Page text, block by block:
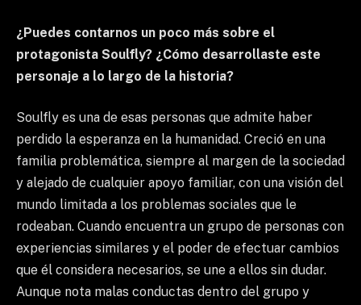
¿Puedes contarnos un poco más sobre el
protagonista Soulfly? ¿Cómo desarrollaste este
personaje a lo largo de la historia?
Soulfly es una de esas personas que admite haber
perdido la esperanza en la humanidad. Creció en una
familia problemática, siempre al margen de la sociedad
y alejado de cualquier apoyo familiar, con una visión del
mundo limitada a los problemas sociales que le
rodeaban. Cuando encuentra un grupo de personas con
experiencias similares y el poder de efectuar cambios
que él considera necesarios, se une a ellos sin dudar.
Aunque nota malas conductas dentro del grupo y